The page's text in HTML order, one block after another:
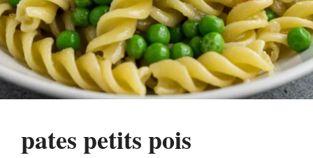
pates petits pois